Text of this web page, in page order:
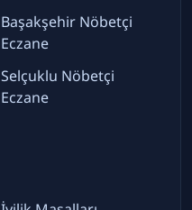
Başakşehir Nöbetçi
Eczane
Selçuklu Nöbetçi
Eczane